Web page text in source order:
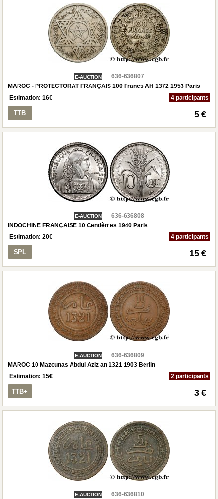
E-AUCTION
636-636807
MAROC - PROTECTORAT FRANÇAIS 100 Francs AH 1372 1953 Paris
Estimation: 16€ 4 participants
TTB 5 €
E-AUCTION
636-636808
INDOCHINE FRANÇAISE 10 Centièmes 1940 Paris
Estimation: 20€ 4 participants
SPL 15 €
E-AUCTION
636-636809
MAROC 10 Mazounas Abdul Aziz an 1321 1903 Berlin
Estimation: 15€ 2 participants
TTB+ 3 €
E-AUCTION 636-636810